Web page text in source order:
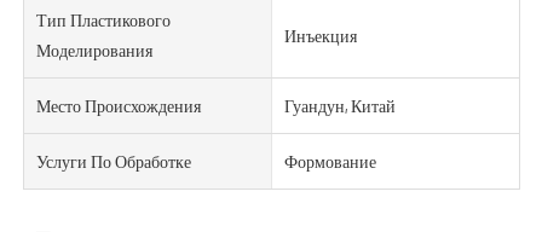
Тип Пластикового
Моделирования
Инъекция
Место Происхождения Гуандун, Китай
Услуги По Обработке Формование